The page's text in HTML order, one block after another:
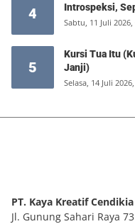
4 Introspeksi,
Sabtu, 11 Juli 2026,
5
Kursi Tua Itu
Janji)
Selasa, 14 Juli
PT. Kaya Kreatif
Jl. Gunung Sahari Raya